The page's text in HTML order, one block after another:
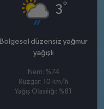
3°
Bölgesel düzensiz yağmur
yağışlı
Nem: %74
Rüzgar: 10 km/h
Yağış Olasılığı: %81